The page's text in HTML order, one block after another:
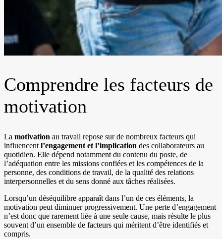
Comprendre les facteurs de
motivation
La motivation au travail repose sur de nombreux facteurs qui
influencent l’engagement et l’implication des collaborateurs au
quotidien. Elle dépend notamment du contenu du poste, de
l’adéquation entre les missions confiées et les compétences de la
personne, des conditions de travail, de la qualité des relations
interpersonnelles et du sens donné aux tâches réalisées.
Lorsqu’un déséquilibre apparaît dans l’un de ces éléments, la
motivation peut diminuer progressivement. Une perte d’engagement
n’est donc que rarement liée à une seule cause, mais résulte le plus
souvent d’un ensemble de facteurs qui méritent d’être identifiés et
compris.